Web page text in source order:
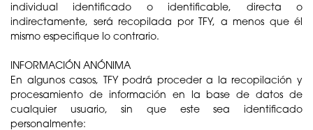
individual identificado o identificable, directa o
indirectamente, será recopilada por TFY, a menos que él
mismo especifique lo contrario.
INFORMACIÓN ANÓNIMA
En algunos casos, TFY podrá proceder a la recopilación y
procesamiento de información en la base de datos de
cualquier usuario, sin que este sea identificado
personalmente: